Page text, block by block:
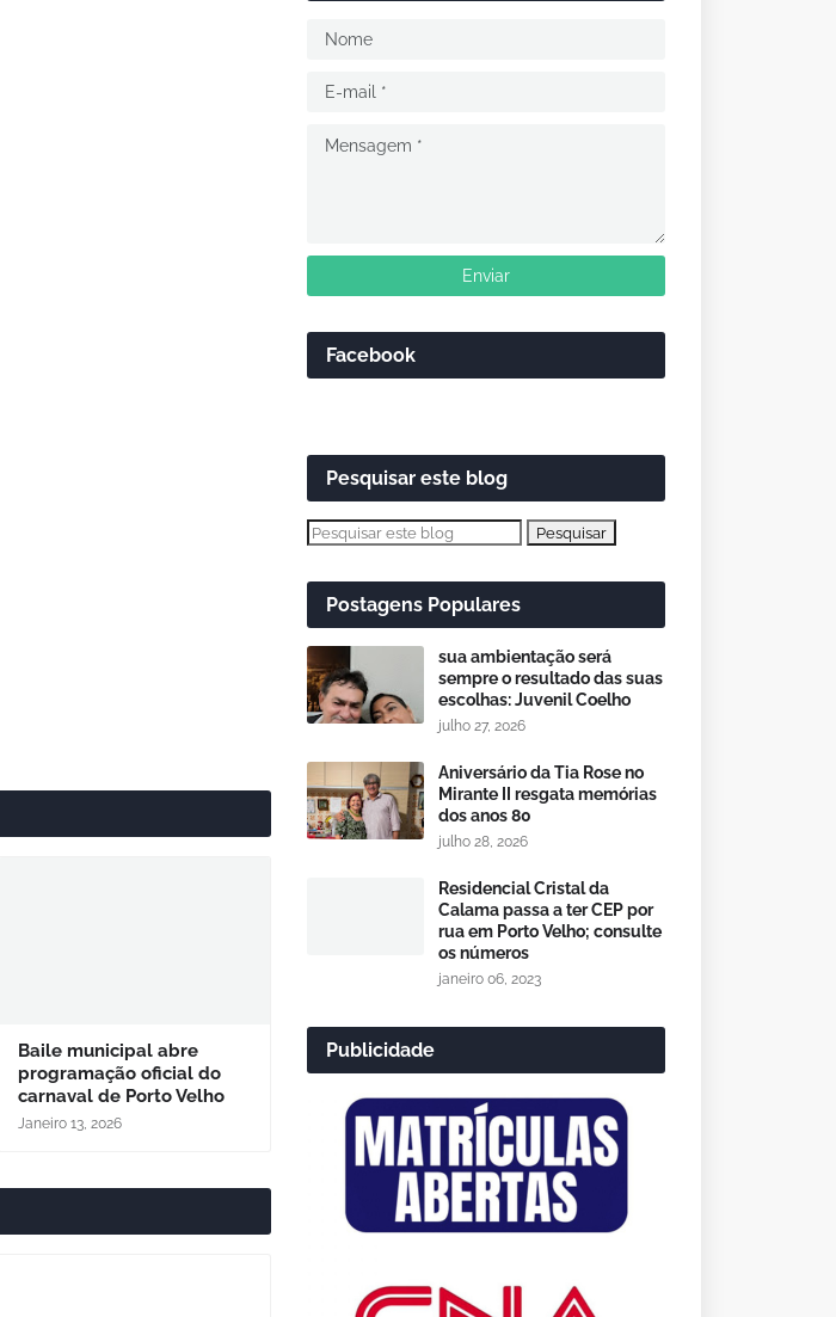
Baile municipal abre
programação oficial do
carnaval de Porto Velho
Janeiro 13, 2026
Facebook
Pesquisar este blog
Postagens Populares
sua ambientação será
sempre o resultado das suas
escolhas: Juvenil Coelho
julho 27, 2026
Aniversário da Tia Rose no
Mirante II resgata memórias
dos anos 80
julho 28, 2026
Residencial Cristal da
Calama passa a ter CEP por
rua em Porto Velho; consulte
os números
janeiro 06, 2023
Publicidade